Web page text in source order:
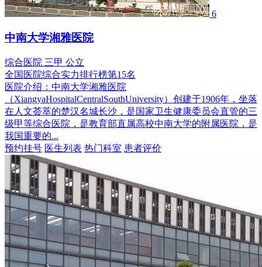
6
中南大学湘雅医院
综合医院 三甲 公立
全国医院综合实力排行榜第15名
医院介绍： 中南大学湘雅医院
（XiangyaHospitalCentralSouthUniversity）创建于1906年，坐落
在人文荟萃的楚汉名城长沙，是国家卫生健康委员会直管的三
级甲等综合医院，是教育部直属高校中南大学的附属医院，是
我国重要的...
预约挂号 医生列表 热门科室 患者评价